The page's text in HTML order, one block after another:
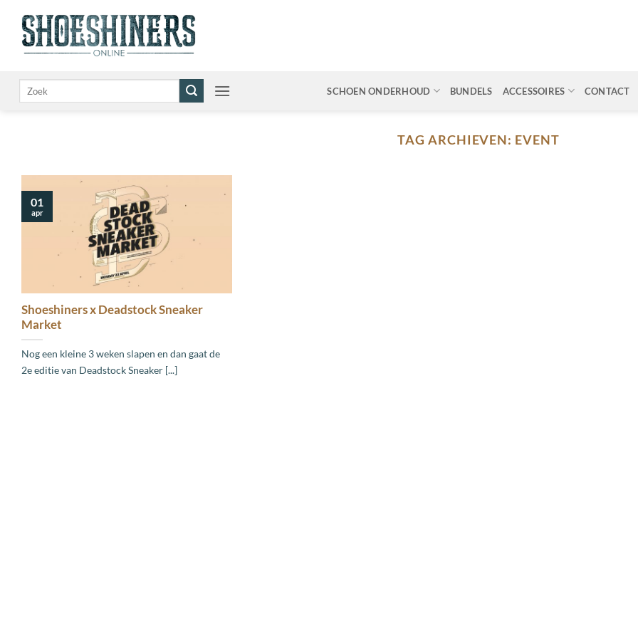
inhoud
SCHOEN ONDERHOUD BUNDELS ACCESSOIRES CONTACT
TAG ARCHIEVEN: EVENT
Shoeshiners x Deadstock Sneaker
Market
Nog een kleine 3 weken slapen en dan gaat de
2e editie van Deadstock Sneaker [...]
01
apr